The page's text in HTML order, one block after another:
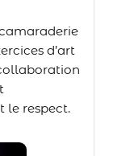
d’art
le respect.